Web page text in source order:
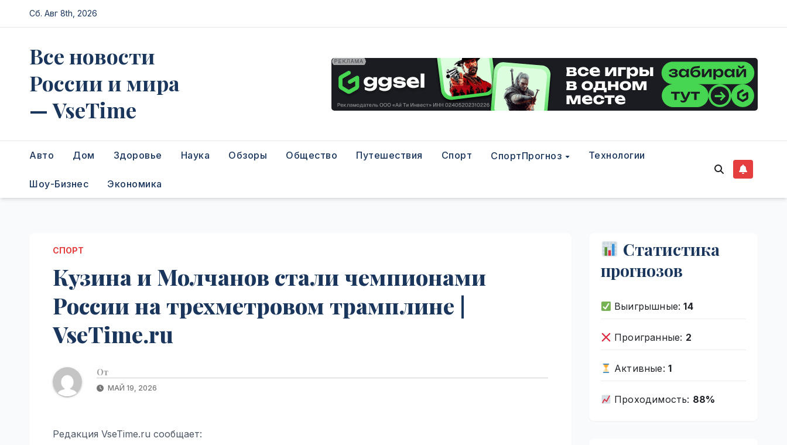
Перейти
к
Сб. Авг 8th, 2026
Все новости
России и мира
— VseTime
Авто Дом Здоровье Наука Обзоры Общество Путешествия Спорт СпортПрогноз Технологии
Шоу-Бизнес Экономика
СПОРТ
Кузина и Молчанов стали чемпионами
России на трехметровом трамплине |
VseTime.ru
От
МАЙ 19, 2026
Редакция VseTime.ru сообщает:
Статистика
прогнозов
Выигрышные:14
Проигранные: 2
Активные: 1
Проходимость: 88%